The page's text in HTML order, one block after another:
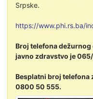
Srpske.
https://www.phi.rs.ba/
Broj telefona
javno zdravstvo je
Besplatni broj telefona
0800 50 555.